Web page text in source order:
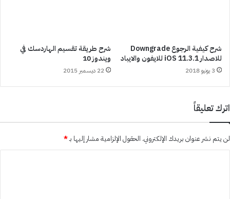
شرح كيفية الرجوع Downgrade
للاصدار iOS 11.3.1 للايفون والايباد
3 يونيو 2018
شرح طريقة تقسيم الهاردسك في
ويندوز 10
22 ديسمبر 2015
اترك تعليقاً
لن يتم نشر عنوان بريدك الإلكتروني. الحقول الإلزامية مشار إليها بـ*